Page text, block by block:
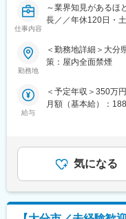
入社後3ヶ月は専属
き継ぎまで丁寧にサ
段階的に業務に慣れ
・入社後3ヶ月は営
・まずは納品業務か
■キャリアステップ
・～3年：既存顧客
・3年以降：担当顧
※営業力が身につく
ります
仕事内容
～業界知見があるほ
長／／年休120日・
■業務内容：
同社は、上下水道・
る、建設・設備工事
既存顧客中心のため
・既存顧客中心で、
・業界内で高い知
・100万点超の豊富
・全国に営業拠点を
スタイル
勤務地
＜勤務地詳細＞大分
策：屋内全面禁煙
給与
＜予定年収＞350万
月額（基本給）：
営業職／月収32万
収36万円（入社7年
（入社10年目）賃金
て上下する可能性が
です。
気になる